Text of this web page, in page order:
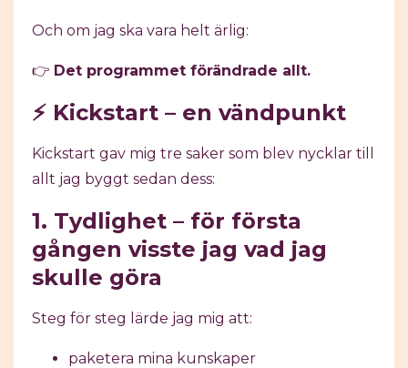
Och om jag ska vara helt ärlig:
👉 Det programmet förändrade allt.
⚡ Kickstart – en vändpunkt
Kickstart gav mig tre saker som blev nycklar till
allt jag byggt sedan dess:
1. Tydlighet – för första
gången visste jag vad jag
skulle göra
Steg för steg lärde jag mig att:
paketera mina kunskaper